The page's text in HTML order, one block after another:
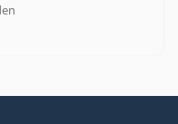
5 van 5